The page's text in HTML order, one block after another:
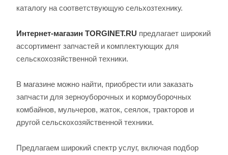
каталогу на соответствующую сельхозтехнику.
Интернет-магазин TORGINET.RU предлагает широкий
ассортимент запчастей и комплектующих для
сельскохозяйственной техники.
В магазине можно найти, приобрести или заказать
запчасти для зерноуборочных и кормоуборочных
комбайнов, мульчеров, жаток, сеялок, тракторов и
другой сельскохозяйственной техники.
Предлагаем широкий спектр услуг, включая подбор